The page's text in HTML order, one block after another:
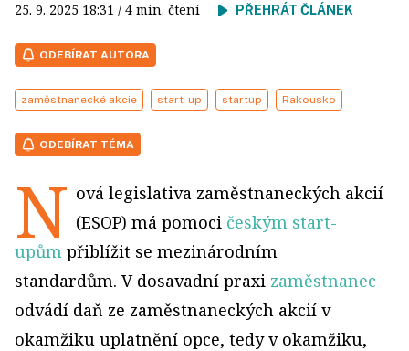
25. 9. 2025 18:31 / 4 min. čtení PŘEHRÁT ČLÁNEK
ODEBÍRAT AUTORA
zaměstnanecké akcie start-up startup Rakousko
ODEBÍRAT TÉMA
N ová legislativa zaměstnaneckých akcií
(ESOP) má pomoci českým start-
upům přiblížit se mezinárodním
standardům. V dosavadní praxi zaměstnanec
odvádí daň ze zaměstnaneckých akcií v
okamžiku uplatnění opce, tedy v okamžiku,